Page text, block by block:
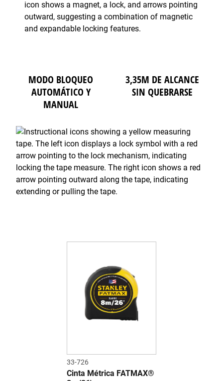
MODO BLOQUEO
AUTOMÁTICO Y
MANUAL
3,35M DE ALCANCE
SIN QUEBRARSE
33-726
Cinta Métrica FATMAX®